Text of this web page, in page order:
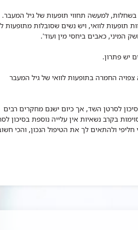
בשחלות, למעשה תחווי תופעות של גיל המעבר.
לוואי, ויש נשים שסובלות מתופעות
המיני, כאבים ביחסי מין ועוד'.
יש פתרון.
החמרה בתופעות לוואי של גיל המעבר
לסרטן השד, אך כיום ישנם מחקרים רבים
בקרב נשאיות אין עלייה נוספת בסיכון
ולהתאים לך את הטיפול הנכון, והכי